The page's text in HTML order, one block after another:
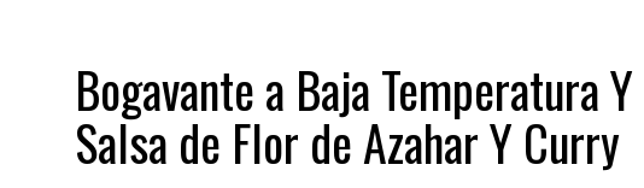
Bogavante a Baja Temperatura
Salsa de Flor de Azahar Y Curry